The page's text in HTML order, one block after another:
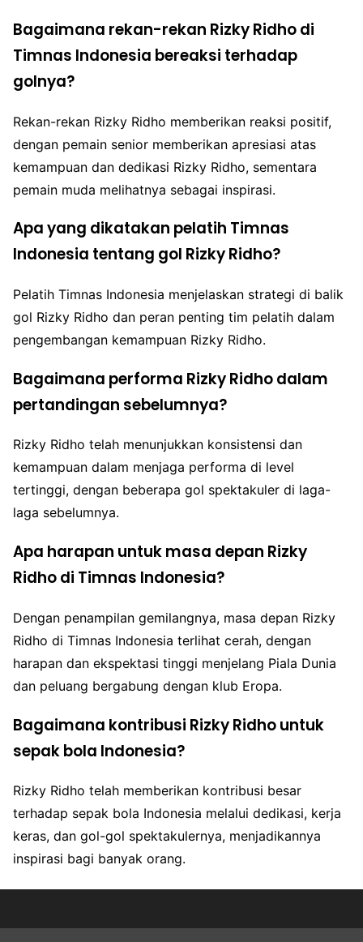
Bagaimana rekan-rekan Rizky Ridho di
Timnas Indonesia bereaksi terhadap
golnya?
Rekan-rekan Rizky Ridho memberikan reaksi positif,
dengan pemain senior memberikan apresiasi atas
kemampuan dan dedikasi Rizky Ridho, sementara
pemain muda melihatnya sebagai inspirasi.
Apa yang dikatakan pelatih Timnas
Indonesia tentang gol Rizky Ridho?
Pelatih Timnas Indonesia menjelaskan strategi di balik
gol Rizky Ridho dan peran penting tim pelatih dalam
pengembangan kemampuan Rizky Ridho.
Bagaimana performa Rizky Ridho dalam
pertandingan sebelumnya?
Rizky Ridho telah menunjukkan konsistensi dan
kemampuan dalam menjaga performa di level
tertinggi, dengan beberapa gol spektakuler di laga-
laga sebelumnya.
Apa harapan untuk masa depan Rizky
Ridho di Timnas Indonesia?
Dengan penampilan gemilangnya, masa depan Rizky
Ridho di Timnas Indonesia terlihat cerah, dengan
harapan dan ekspektasi tinggi menjelang Piala Dunia
dan peluang bergabung dengan klub Eropa.
Bagaimana kontribusi Rizky Ridho untuk
sepak bola Indonesia?
Rizky Ridho telah memberikan kontribusi besar
terhadap sepak bola Indonesia melalui dedikasi, kerja
keras, dan gol-gol spektakulernya, menjadikannya
inspirasi bagi banyak orang.